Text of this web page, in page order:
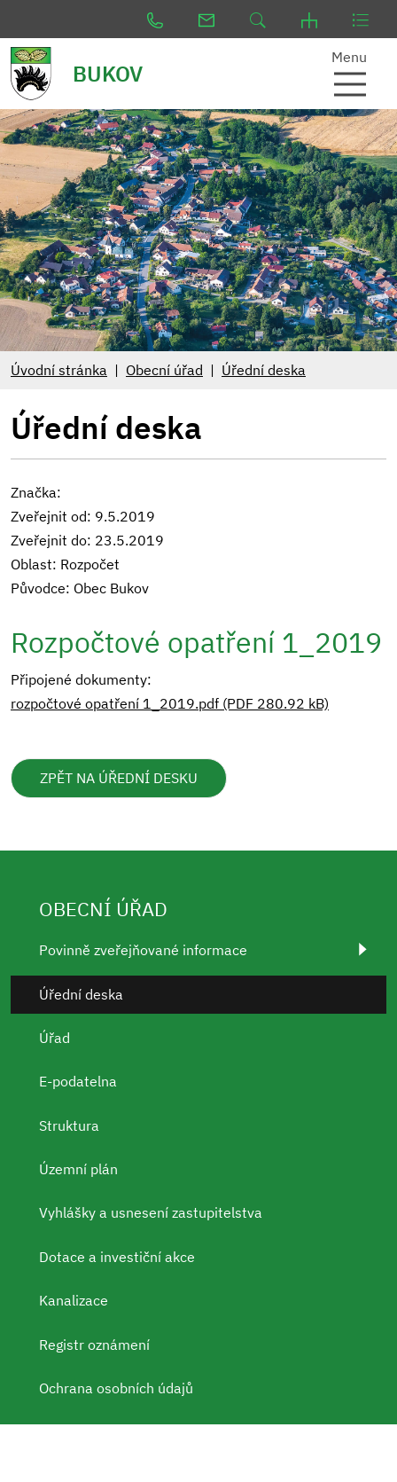
BUKOV
Menu
Úvodní stránka Obecní úřad Úřední deska
Úřední deska
Značka:
Zveřejnit od: 9.5.2019
Zveřejnit do: 23.5.2019
Oblast: Rozpočet
Původce: Obec Bukov
Rozpočtové opatření 1_2019
Připojené dokumenty:
rozpočtové opatření 1_2019.pdf (PDF 280.92 kB)
ZPĚT NA ÚŘEDNÍ DESKU
OBECNÍ ÚŘAD
Povinně zveřejňované informace
Úřední deska
Úřad
E-podatelna
Struktura
Územní plán
Vyhlášky a usnesení zastupitelstva
Dotace a investiční akce
Kanalizace
Registr oznámení
Ochrana osobních údajů